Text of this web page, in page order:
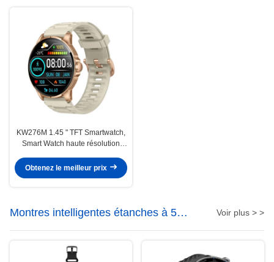
KW276M 1.45 " TFT Smartwatch,
Smart Watch haute résolution
Obtenez le meilleur prix
Montres intelligentes étanches à 5
ATM
Voir plus > >